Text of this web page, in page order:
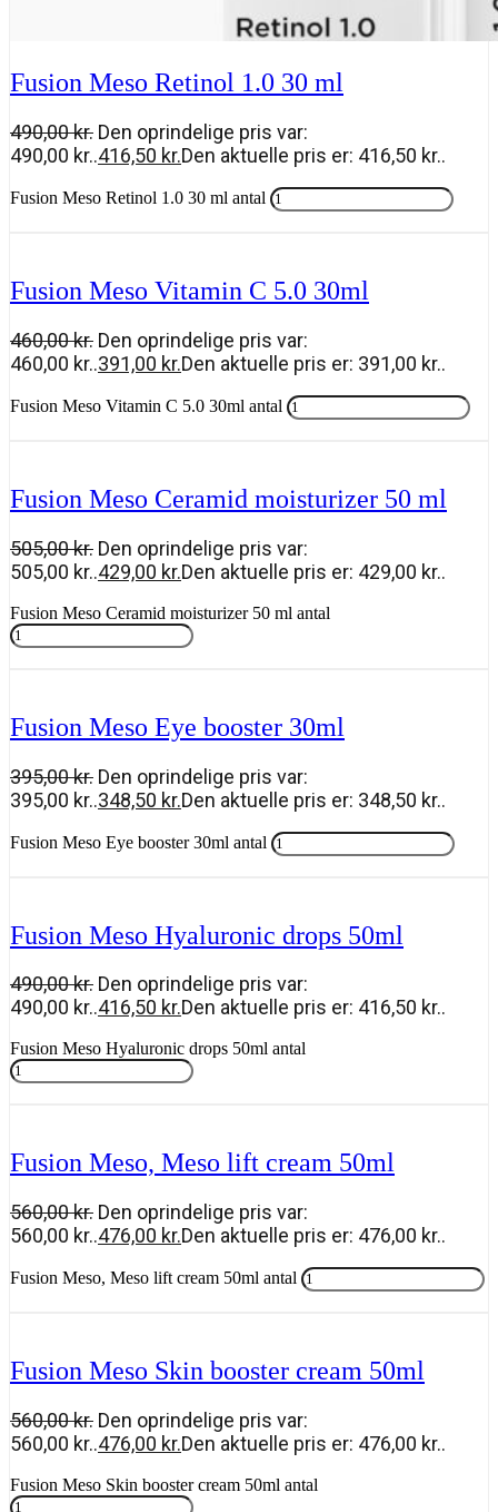
Fusion Meso Retinol 1.0 30 ml
490,00kr. Den oprindelige pris var:
490,00 kr..416,50 kr.Den aktuelle pris er: 416,50 kr..
Fusion Meso Retinol 1.0 30 ml antal
Fusion Meso Vitamin C 5.0 30ml
460,00kr. Den oprindelige pris var:
460,00 kr..391,00 kr.Den aktuelle pris er: 391,00 kr..
Fusion Meso Vitamin C 5.0 30ml antal
Fusion Meso Ceramid moisturizer 50 ml
505,00kr. Den oprindelige pris var:
505,00 kr..429,00 kr.Den aktuelle pris er: 429,00 kr..
Fusion Meso Ceramid moisturizer 50 ml antal
Fusion Meso Eye booster 30ml
395,00kr. Den oprindelige pris var:
395,00 kr..348,50 kr.Den aktuelle pris er: 348,50 kr..
Fusion Meso Eye booster 30ml antal
Fusion Meso Hyaluronic drops 50ml
490,00kr. Den oprindelige pris var:
490,00 kr..416,50 kr.Den aktuelle pris er: 416,50 kr..
Fusion Meso Hyaluronic drops 50ml antal
Fusion Meso, Meso lift cream 50ml
560,00kr. Den oprindelige pris var:
560,00 kr..476,00 kr.Den aktuelle pris er: 476,00 kr..
Fusion Meso, Meso lift cream 50ml antal
Fusion Meso Skin booster cream 50ml
560,00kr. Den oprindelige pris var:
560,00 kr..476,00 kr.Den aktuelle pris er: 476,00 kr..
Fusion Meso Skin booster cream 50ml antal